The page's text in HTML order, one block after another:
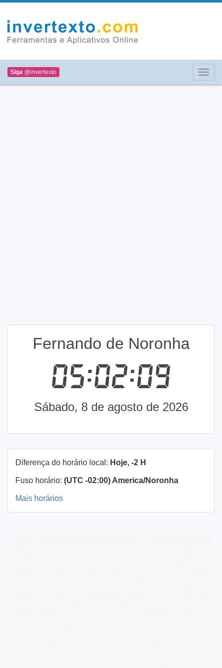
Siga @invertexto
Fernando de Noronha
05:02:09
Sábado, 8 de agosto de 2026
Diferença do horário local: Hoje, -2 H
Fuso horário: (UTC -02:00) America/Noronha
Mais horários